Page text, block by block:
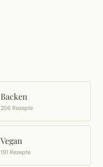
Backen
256 Rezepte
Vegan
191 Rezepte